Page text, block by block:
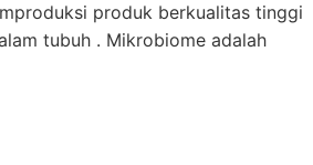
produk berkualitas tinggi
tubuh . Mikrobiome adalah